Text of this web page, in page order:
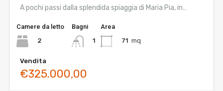
A pochi passi dalla splendida spiaggia di Maria Pia, in…
Camere da letto
2
Bagni
1
Area
71 mq
Vendita
€325.000,00